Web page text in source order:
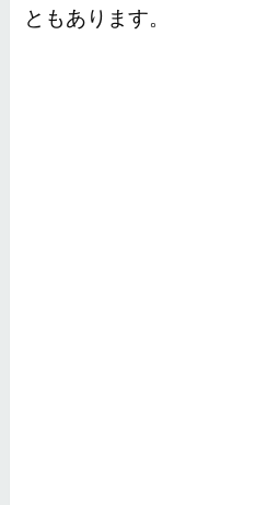
ともあります。